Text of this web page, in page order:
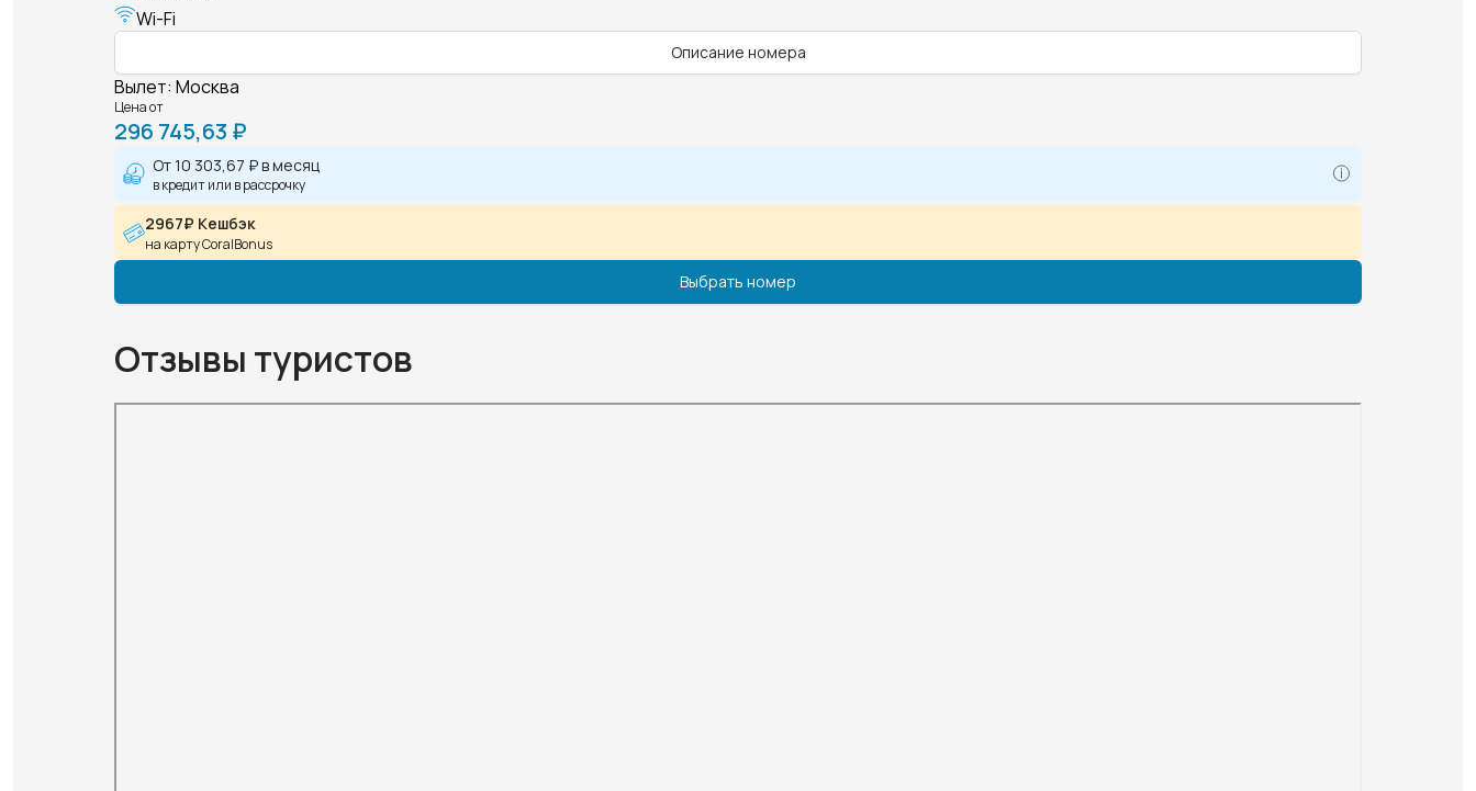
Wi-Fi
Описание номера
Вылет: Москва
Цена от
296 745,63 ₽
От10 303,67 ₽в месяц
в кредит или в рассрочку
2967₽ Кешбэк
на карту CoralBonus
Выбрать номер
Отзывы туристов